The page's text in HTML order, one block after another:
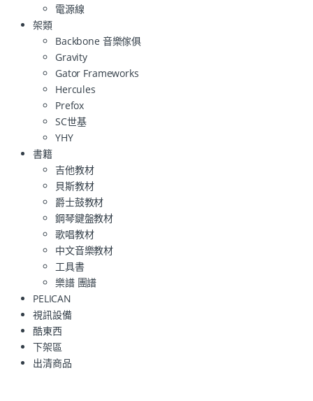
電源線
架類
Backbone 音樂傢俱
Gravity
Gator Frameworks
Hercules
Prefox
SC世基
YHY
書籍
吉他教材
貝斯教材
爵士鼓教材
鋼琴鍵盤教材
歌唱教材
中文音樂教材
工具書
樂譜 團譜
PELICAN
視訊設備
酷東西
下架區
出清商品